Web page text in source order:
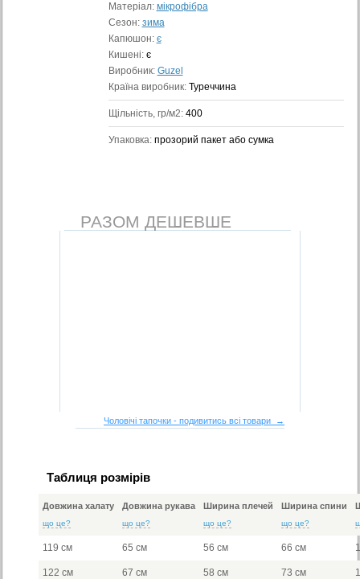
Матеріал: мікрофібра
Сезон: зима
Капюшон: є
Кишені: є
Виробник: Guzel
Країна виробник: Туреччина
Щільність, гр/м2: 400
Упаковка: прозорий пакет або сумка
РАЗОМ ДЕШЕВШЕ
Чоловічі тапочки - подивитись всі товари →
Таблиця розмірів
Довжина халату
що це?
Довжина рукава
що це?
Ширина плечей
що це?
Ширина спини
що це?
119 см 65 см 56 см 66 см
122 см 67 см 58 см 73 см